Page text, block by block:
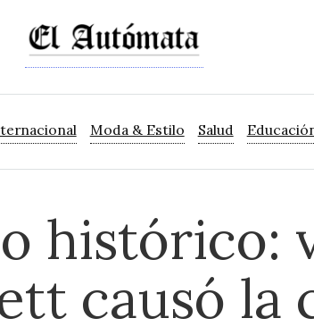
Moda & Estilo Salud
histórico:
causó la